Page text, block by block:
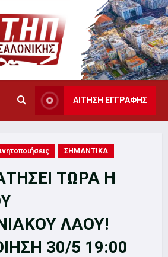
ΑΙΤΗΣΗ ΕΓΓΡΑΦΗΣ
ΣΗΜΑΝΤΙΚΑ
ΤΩΡΑ Η
ΛΑΟΥ!
30/5 19:00